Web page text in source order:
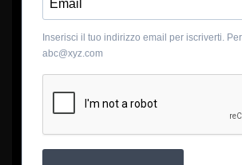
Inserisci il tuo indirizzo email per iscriverti.
abc@xyz.com